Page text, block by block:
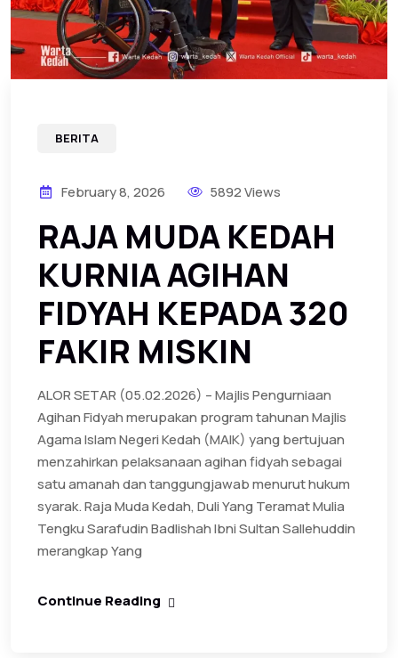
BERITA
February 8, 2026 5892 Views
RAJA MUDA KEDAH
KURNIA AGIHAN
FIDYAH KEPADA 320
FAKIR MISKIN
ALOR SETAR (05.02.2026) – Majlis Pengurniaan
Agihan Fidyah merupakan program tahunan Majlis
Agama Islam Negeri Kedah (MAIK) yang bertujuan
menzahirkan pelaksanaan agihan fidyah sebagai
satu amanah dan tanggungjawab menurut hukum
syarak. ‎Raja Muda Kedah, Duli Yang Teramat Mulia
Tengku Sarafudin Badlishah Ibni Sultan Sallehuddin
merangkap Yang
Continue Reading